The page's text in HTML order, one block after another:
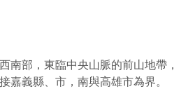
南部，東臨中央山脈的前山地帶，
嘉義縣、市，南與高雄市為界。